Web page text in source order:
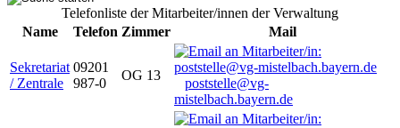
Telefonliste der Mitarbeiter/innen der Verwaltung
Name
Telefon Zimmer Mail
Sekretariat
/ Zentrale
09201
987-0
OG 13
poststelle@vg-
mistelbach.bayern.de